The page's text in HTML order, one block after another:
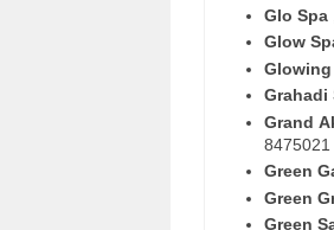
Glo Spa
Glow
Glowing
Grahadi
Grand
8475021
Green
Green
Green